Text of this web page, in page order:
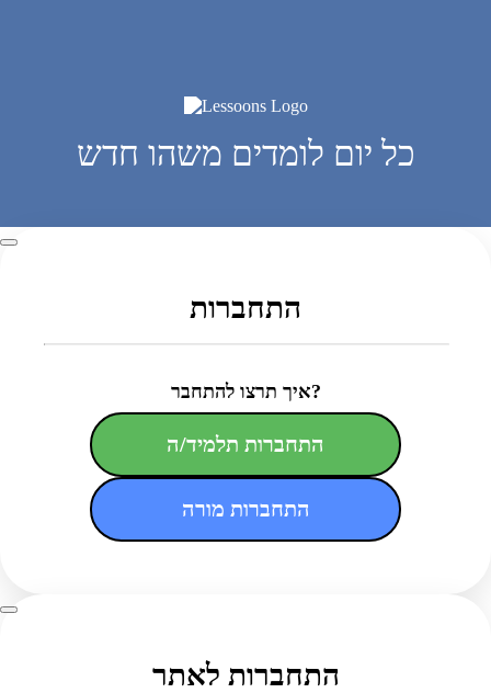
כל יום לומדים משהו חדש
התחברות
איך תרצו להתחבר?
התחברות תלמיד/ה
התחברות מורה
התחברות לאתר